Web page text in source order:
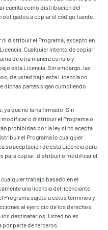
cuenta como distribución del
a copiar el código fuente.
distribuir el Programa, excepto en
Cualquier intento de copiar,
de otra manera es nulo y
esta Licencia. Sin embargo, las
de usted bajo esta Licencia no
dichas partes sigan cumpliendo
ya que no la ha firmado. Sin
o distribuir el Programa o
prohibidas por la ley si no acepta
el Programa (o cualquier
su aceptación de esta Licencia para
para copiar, distribuir o modificar el
trabajo basado en el
una licencia del licenciante
sujeto a estos términos y
al ejercicio de los derechos
destinatarios. Usted no es
parte de terceros.